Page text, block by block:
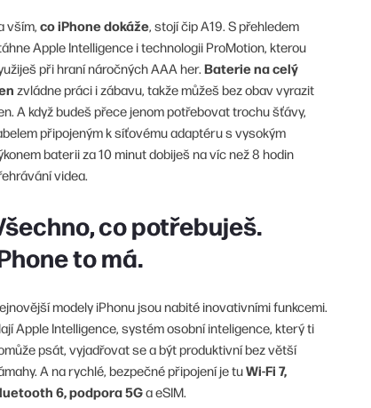
vším, co iPhone dokáže, stojí čip A19. S přehledem
Apple Intelligence i technologii ProMotion, kterou
při hraní náročných AAA her. Baterie na celý
zvládne práci i zábavu, takže můžeš bez obav vyrazit
A když budeš přece jenom potřebovat trochu šťávy,
připojeným k síťovému adaptéru s vysokým
baterii za 10 minut dobiješ na víc než 8 hodin
videa.
co potřebuješ.
to má.
modely iPhonu jsou nabité inovativními funkcemi.
Apple Intelligence, systém osobní inteligence, který ti
psát, vyjadřovat se a být produktivní bez větší
A na rychlé, bezpečné připojení je tuWi-Fi 7,
6, podpora 5Ga eSIM.